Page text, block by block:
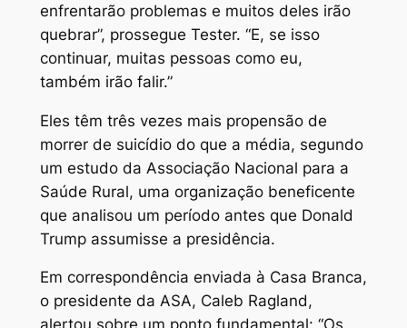
enfrentarão problemas e muitos deles irão
quebrar”, prossegue Tester. “E, se isso
continuar, muitas pessoas como eu,
também irão falir.”
Eles têm três vezes mais propensão de
morrer de suicídio do que a média, segundo
um estudo da Associação Nacional para a
Saúde Rural, uma organização beneficente
que analisou um período antes que Donald
Trump assumisse a presidência.
Em correspondência enviada à Casa Branca,
o presidente da ASA, Caleb Ragland,